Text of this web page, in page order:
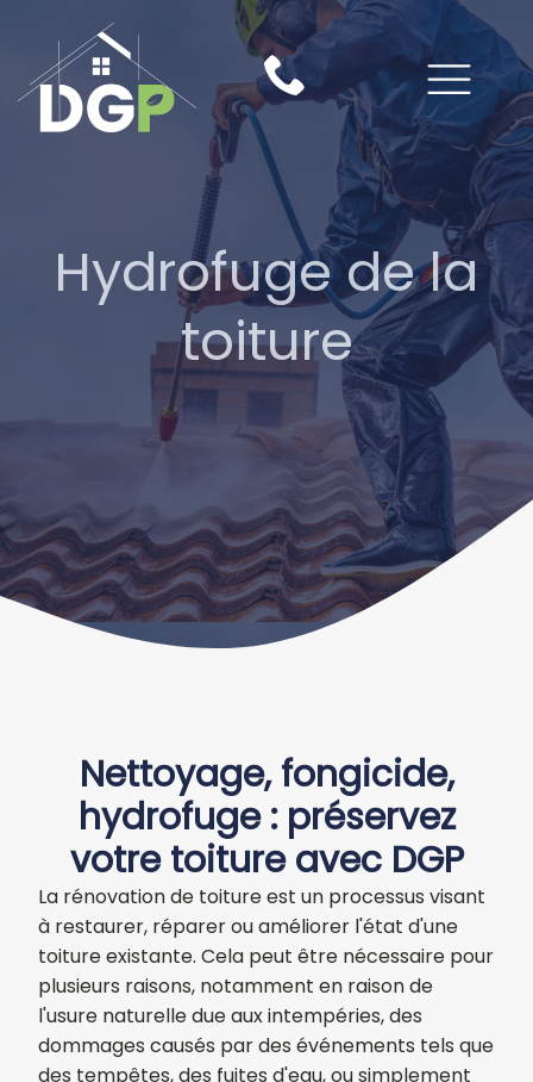
Hydrofuge de la
toiture
Nettoyage, fongicide,
hydrofuge : préservez
votre toiture avec DGP
La rénovation de toiture est un processus visant
à restaurer, réparer ou améliorer l'état d'une
toiture existante. Cela peut être nécessaire pour
plusieurs raisons, notamment en raison de
l'usure naturelle due aux intempéries, des
dommages causés par des événements tels que
des tempêtes, des fuites d'eau, ou simplement